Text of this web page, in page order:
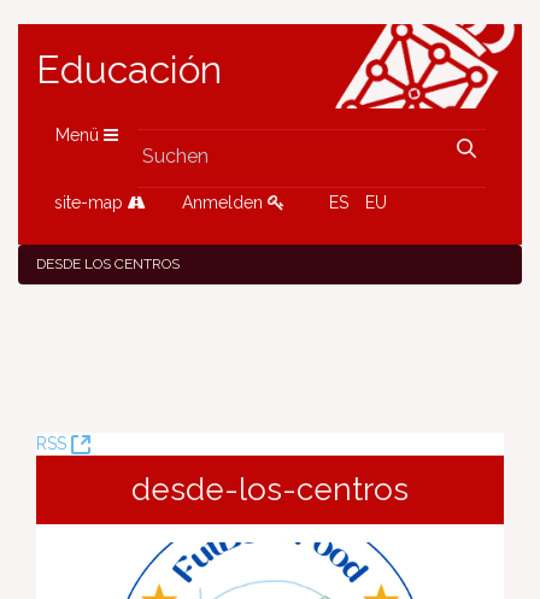
Educación
Menü
site-map Anmelden ES EU
DESDE LOS CENTROS
RSS
(Öffnet
Fenster)desde-los-centros